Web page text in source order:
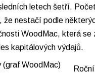
letech šetří.
nestačí podle
WoodMac, která
kapitálových výdajů.